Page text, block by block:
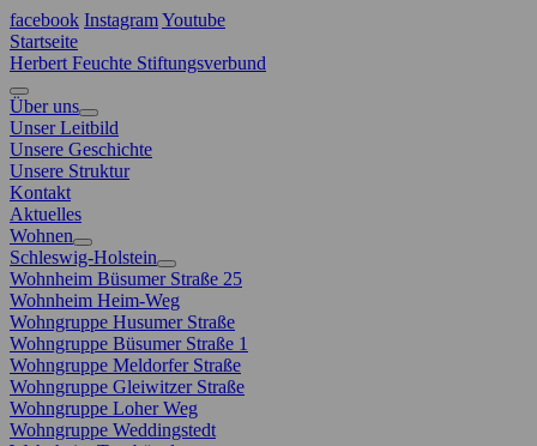
facebook InstagramYoutube
Startseite
Herbert Feuchte Stiftungsverbund
Über uns
Unser Leitbild
Unsere Geschichte
Unsere Struktur
Kontakt
Aktuelles
Wohnen
Schleswig-Holstein
Wohnheim Büsumer Straße 25
Wohnheim Heim-Weg
Wohngruppe Husumer Straße
Wohngruppe Büsumer Straße 1
Wohngruppe Meldorfer Straße
Wohngruppe Gleiwitzer Straße
Wohngruppe Loher Weg
Wohngruppe Weddingstedt